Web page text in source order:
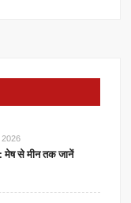
से मीन तक जानें